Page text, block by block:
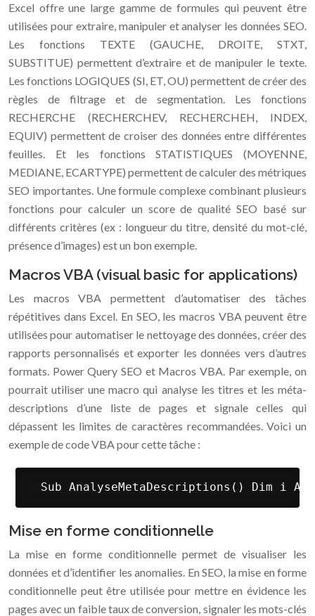
Excel offre une large gamme de formules qui peuvent être
utilisées pour extraire, manipuler et analyser les données SEO.
Les fonctions TEXTE (GAUCHE, DROITE, STXT,
SUBSTITUE) permettent d’extraire et de manipuler le texte.
Les fonctions LOGIQUES (SI, ET, OU) permettent de créer des
règles de filtrage et de segmentation. Les fonctions
RECHERCHE (RECHERCHEV, RECHERCHEH, INDEX,
EQUIV) permettent de croiser des données entre différentes
feuilles. Et les fonctions STATISTIQUES (MOYENNE,
MEDIANE, ECARTYPE) permettent de calculer des métriques
SEO importantes. Une formule complexe combinant plusieurs
fonctions pour calculer un score de qualité SEO basé sur
différents critères (ex : longueur du titre, densité du mot-clé,
présence d’images) est un bon exemple.
Macros VBA (visual basic for applications)
Les macros VBA permettent d’automatiser des tâches
répétitives dans Excel. En SEO, les macros VBA peuvent être
utilisées pour automatiser le nettoyage des données, créer des
rapports personnalisés et exporter les données vers d’autres
formats. Power Query SEO et Macros VBA. Par exemple, on
pourrait utiliser une macro qui analyse les titres et les méta-
descriptions d’une liste de pages et signale celles qui
dépassent les limites de caractères recommandées. Voici un
exemple de code VBA pour cette tâche :
Sub AnalyseMetaDescriptions() Dim i
Mise en forme conditionnelle
La mise en forme conditionnelle permet de visualiser les
données et d’identifier les anomalies. En SEO, la mise en forme
conditionnelle peut être utilisée pour mettre en évidence les
pages avec un faible taux de conversion, signaler les mots-clés